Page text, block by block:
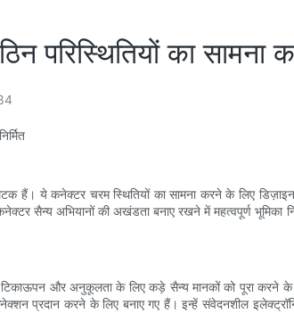
परिस्थितियों का सामना
हैं। ये कनेक्टर चरम स्थितियों का सामना करने के लिए
सैन्य अभियानों की अखंडता बनाए रखने में महत्वपूर्ण
टिकाऊपन और अनुकूलता के लिए कड़े सैन्य मानकों को पूरा
प्रदान करने के लिए बनाए गए हैं। इन्हें संवेदनशील